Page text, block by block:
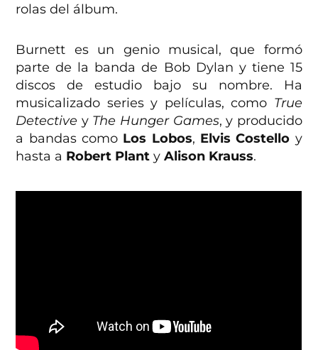
rolas del álbum.
Burnett es un genio musical, que formó
parte de la banda de Bob Dylan y tiene 15
discos de estudio bajo su nombre. Ha
musicalizado series y películas, como True
Detective y The Hunger Games, y producido
a bandas como Los Lobos, Elvis Costello y
hasta a Robert PlantyAlison Krauss.